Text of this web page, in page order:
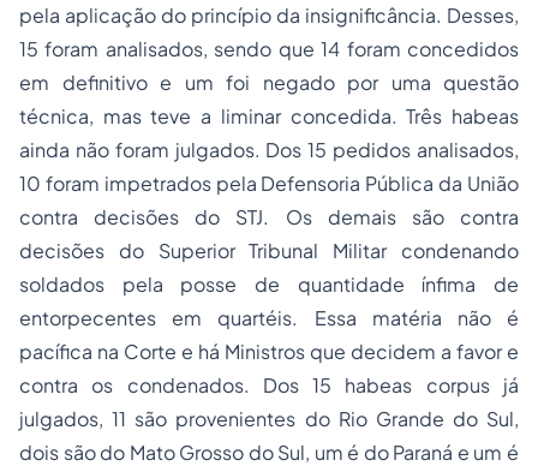
pela aplicação do princípio da insignificância. Desses,
15 foram analisados, sendo que 14 foram concedidos
em definitivo e um foi negado por uma questão
técnica, mas teve a liminar concedida. Três habeas
ainda não foram julgados. Dos 15 pedidos analisados,
10 foram impetrados pela Defensoria Pública da União
contra decisões do STJ. Os demais são contra
decisões do Superior Tribunal Militar condenando
soldados pela posse de quantidade ínfima de
entorpecentes em quartéis. Essa matéria não é
pacífica na Corte e há Ministros que decidem a favor e
contra os condenados. Dos 15 habeas corpus já
julgados, 11 são provenientes do Rio Grande do Sul,
dois são do Mato Grosso do Sul, um é do Paraná e um é